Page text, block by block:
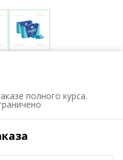
полного курса.